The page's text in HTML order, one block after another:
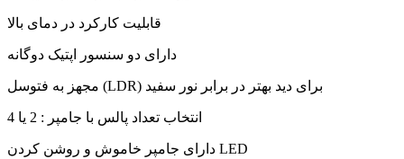
قابلیت کارکرد در دمای بالا
دارای دو سنسور اپتیک دوگانه
مجهز به فتوسل (LDR) برای دید بهتر در برابر نور سفید
انتخاب تعداد پالس با جامپر : 2 یا 4
دارای جامپر خاموش و روشن کردن LED